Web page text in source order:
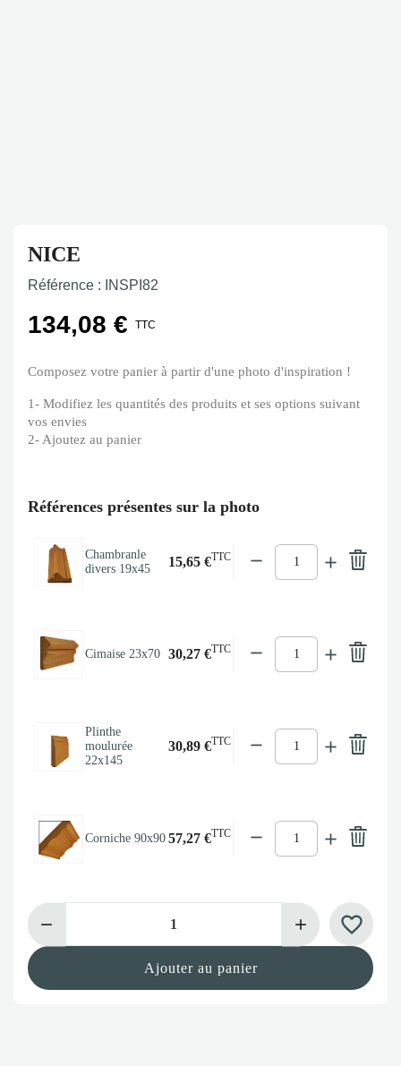
NICE
Référence : INSPI82
134,08 € TTC
Composez votre panier à partir d'une photo d'inspiration !
1- Modifiez les quantités des produits et ses options suivant
vos envies
2- Ajoutez au panier
Références présentes sur la photo
Chambranle
divers 19x45
15,65 €TTC
Cimaise 23x70 30,27 €TTC
Plinthe
moulurée
22x145
30,89 €TTC
Corniche 90x90 57,27 €TTC
Ajouter au panier
favorite_border